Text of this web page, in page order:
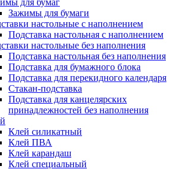
для бумаг
Зажимы для бумаги
настольные с наполнением
Подставка настольная с наполнением
настольные без наполнения
Подставка настольная без наполнения
Подставка для бумажного блока
Подставка для перекидного календаря
Стакан-подставка
Подставка для канцелярских
принадлежностей без наполнения
Клей силикатный
Клей ПВА
Клей карандаш
Клей специальный